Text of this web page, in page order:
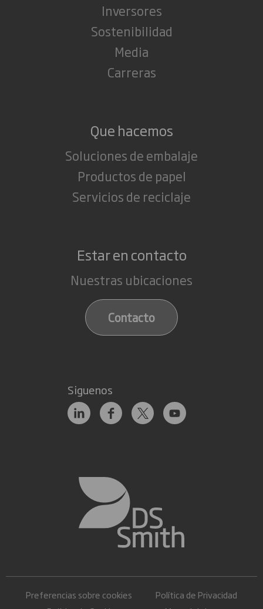
Inversores
Sostenibilidad
Media
Carreras
Que hacemos
Soluciones de embalaje
Productos de papel
Servicios de reciclaje
Estar en contacto
Nuestras ubicaciones
Contacto
Siguenos
Preferencias sobre cookies
Política de Privacidad